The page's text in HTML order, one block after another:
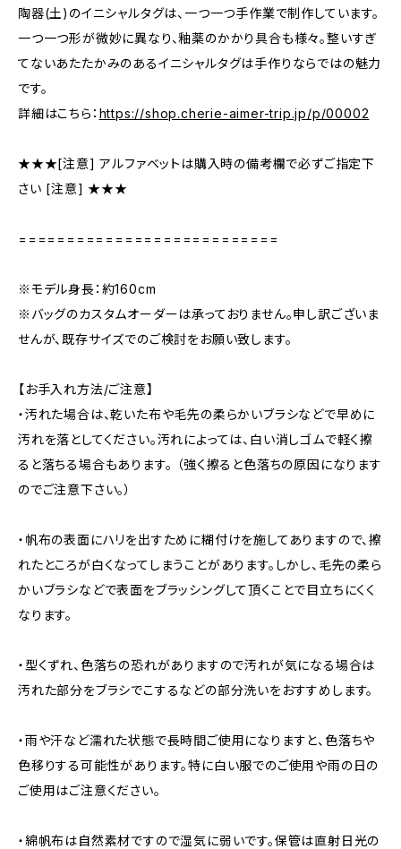
陶器(土)のイニシャルタグは、一つ一つ手作業で制作しています。
一つ一つ形が微妙に異なり、釉薬のかかり具合も様々。整いすぎ
てないあたたかみのあるイニシャルタグは手作りならではの魅力
です。
詳細はこちら： https://shop.cherie-aimer-trip.jp/p/00002
★★★[注意] アルファベットは購入時の備考欄で必ずご指定下
さい [注意] ★★★
===========================
※モデル身長：約160cm
※バッグのカスタムオーダーは承っておりません。申し訳ございま
せんが、既存サイズでのご検討をお願い致します。
【お手入れ方法/ご注意】
・汚れた場合は、乾いた布や毛先の柔らかいブラシなどで早めに
汚れを落としてください。汚れによっては、白い消しゴムで軽く擦
ると落ちる場合もあります。 （強く擦ると色落ちの原因になります
のでご注意下さい。）
・帆布の表面にハリを出すために糊付けを施してありますので、擦
れたところが白くなってしまうことがあります。しかし、毛先の柔ら
かいブラシなどで表面をブラッシングして頂くことで目立ちにくく
なります。
・型くずれ、色落ちの恐れがありますので汚れが気になる場合は
汚れた部分をブラシでこするなどの部分洗いをおすすめします。
・雨や汗など濡れた状態で長時間ご使用になりますと、色落ちや
色移りする可能性があります。特に白い服でのご使用や雨の日の
ご使用はご注意ください。
・綿帆布は自然素材ですので湿気に弱いです。保管は直射日光の